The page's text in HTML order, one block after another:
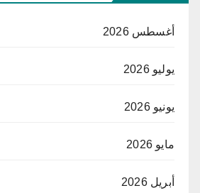
أغسطس 2026
يوليو 2026
يونيو 2026
مايو 2026
أبريل 2026